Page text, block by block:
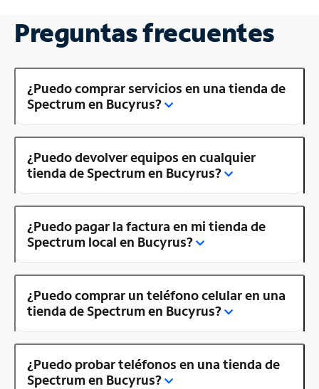
Preguntas frecuentes
¿Puedo comprar servicios en una tienda de
Spectrum en Bucyrus?
¿Puedo devolver equipos en cualquier
tienda de Spectrum en Bucyrus?
¿Puedo pagar la factura en mi tienda de
Spectrum local en Bucyrus?
¿Puedo comprar un teléfono celular en una
tienda de Spectrum en Bucyrus?
¿Puedo probar teléfonos en una tienda de
Spectrum en Bucyrus?